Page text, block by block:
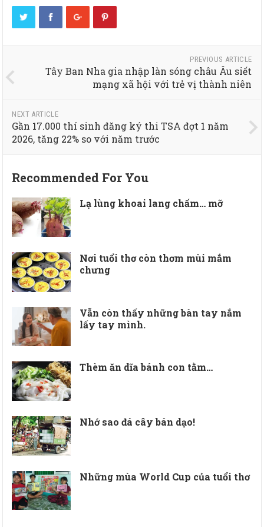
PREVIOUS ARTICLE
Tây Ban Nha gia nhập làn sóng châu Âu siết
mạng xã hội với trẻ vị thành niên
NEXT ARTICLE
Gần 17.000 thí sinh đăng ký thi TSA đợt 1 năm
2026, tăng 22% so với năm trước
Recommended For You
Lạ lùng khoai lang chấm… mỡ
Nơi tuổi thơ còn thơm mùi mắm
chưng
Vẫn còn thấy những bàn tay nắm
lấy tay mình.
Thèm ăn dĩa bánh con tằm…
Nhớ sao đá cây bán dạo!
Những mùa World Cup của tuổi thơ